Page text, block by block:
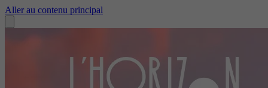
Aller au contenu principal